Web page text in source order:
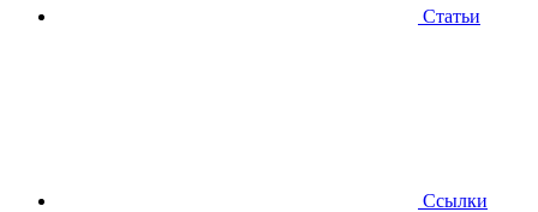
Статьи
Ссылки